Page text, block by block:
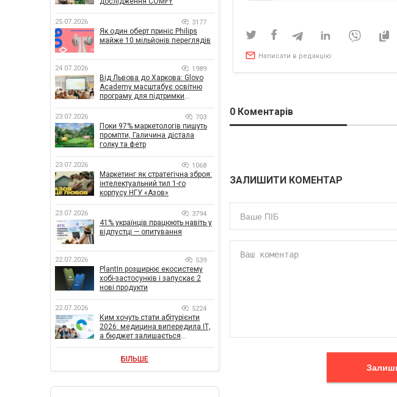
Написати в редакцію
0 Коментарів
ЗАЛИШИТИ КОМЕНТАР
25.07.2026 3177
Як один оберт приніс Philips
майже 10 мільйонів переглядів
24.07.2026 1989
Від Львова до Харкова: Glovo
Academy масштабує освітню
програму для підтримки
23.07.2026 703
Поки 97% маркетологів пишуть
промпти, Галичина дістала
голку та фетр
23.07.2026 1068
Маркетинг як стратегічна зброя:
інтелектуальний тил 1-го
корпусу НГУ «Азов»
23.07.2026 3794
41% українців працюють навіть у
відпустці — опитування
22.07.2026 539
PlantIn розширює екосистему
хобі-застосунків і запускає 2
нові продукти
22.07.2026 5224
Ким хочуть стати абітурієнти
2026: медицина випередила ІТ,
а бюджет залишається
БІЛЬШЕ